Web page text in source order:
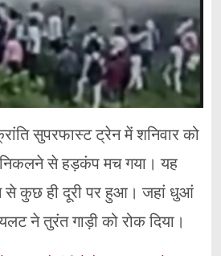
सुपरफास्ट ट्रेन में शनिवार को
से हड़कंप मच गया। यह
से कुछ ही दूरी पर हुआ। जहां धुआं
ने तुरंत गाड़ी को रोक दिया।